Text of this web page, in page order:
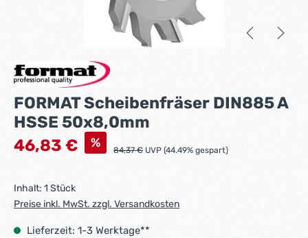
FORMAT Scheibenfräser DIN885 A
HSSE 50x8,0mm
Verkaufspreis:
46,83 € % Regulärer Preis:
84,37 € UVP (44.49% gespart)
Inhalt: 1 Stück
Preise inkl. MwSt. zzgl. Versandkosten
Lieferzeit: 1-3 Werktage**